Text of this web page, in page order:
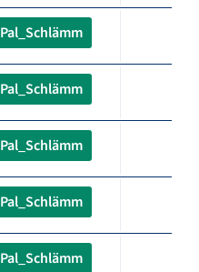
Pal_Schlämm
Pal_Schlämm
Pal_Schlämm
Pal_Schlämm
Pal_Schlämm